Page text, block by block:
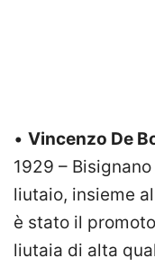
• Vincenzo De
1929 –
liutaio, insieme
è stato il
liutaia di alta